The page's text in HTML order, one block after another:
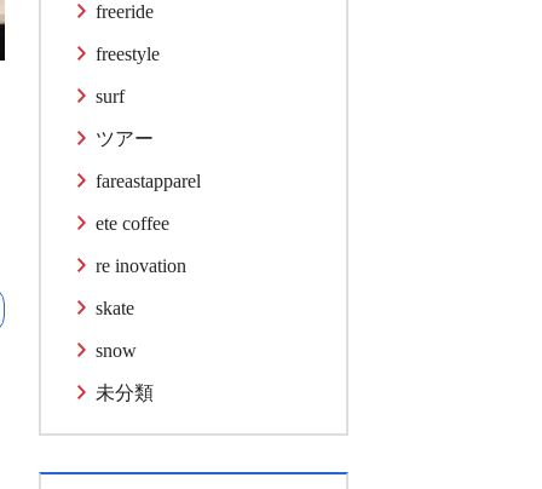
freeride
freestyle
surf
ツアー
fareastapparel
ete coffee
re inovation
skate
snow
未分類